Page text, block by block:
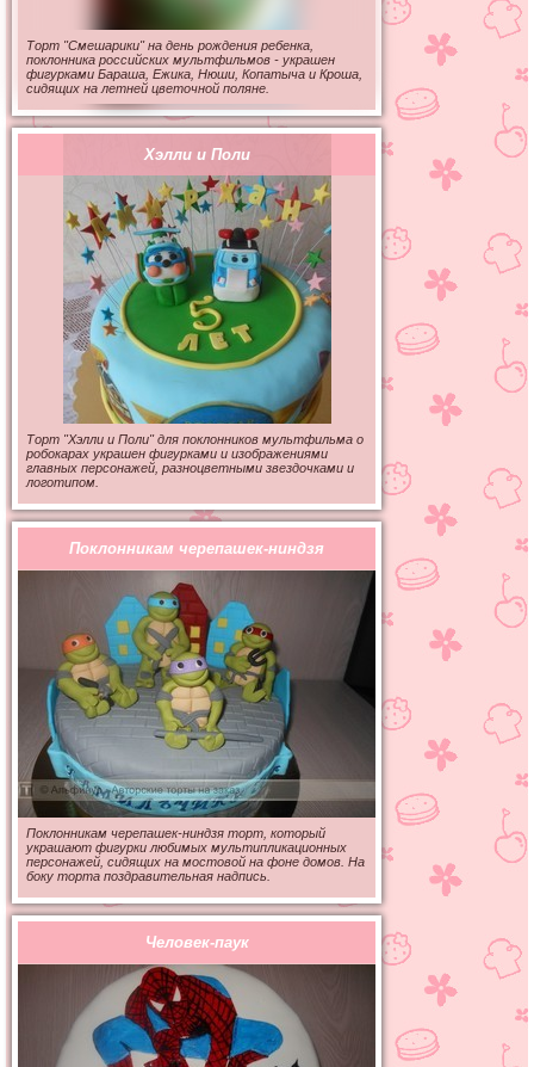
Торт "Смешарики" на день рождения ребенка,
поклонника российских мультфильмов - украшен
фигурками Бараша, Ежика, Нюши, Копатыча и Кроша,
сидящих на летней цветочной поляне.
Хэлли и Поли
Торт "Хэлли и Поли" для поклонников мультфильма о
робокарах украшен фигурками и изображениями
главных персонажей, разноцветными звездочками и
логотипом.
Поклонникам черепашек-ниндзя
Поклонникам черепашек-ниндзя торт, который
украшают фигурки любимых мультипликационных
персонажей, сидящих на мостовой на фоне домов. На
боку торта поздравительная надпись.
Человек-паук